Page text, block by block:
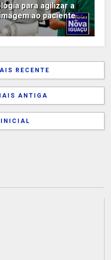
para agilizar a
ao paciente
RECENTE
ANTIGA
INICIAL